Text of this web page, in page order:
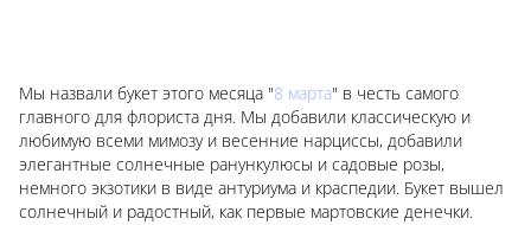
Мы назвали букет этого месяца "8 марта" в честь самого
главного для флориста дня. Мы добавили классическую и
любимую всеми мимозу и весенние нарциссы, добавили
элегантные солнечные ранункулюсы и садовые розы,
немного экзотики в виде антуриума и краспедии. Букет вышел
солнечный и радостный, как первые мартовские денечки.